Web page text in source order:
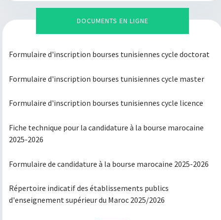
Voir Plus
DOCUMENTS EN LIGNE
Formulaire d'inscription bourses tunisiennes cycle doctorat
Formulaire d'inscription bourses tunisiennes cycle master
Formulaire d'inscription bourses tunisiennes cycle licence
Fiche technique pour la candidature à la bourse marocaine
2025-2026
Formulaire de candidature à la bourse marocaine 2025-2026
Répertoire indicatif des établissements publics
d'enseignement supérieur du Maroc 2025/2026